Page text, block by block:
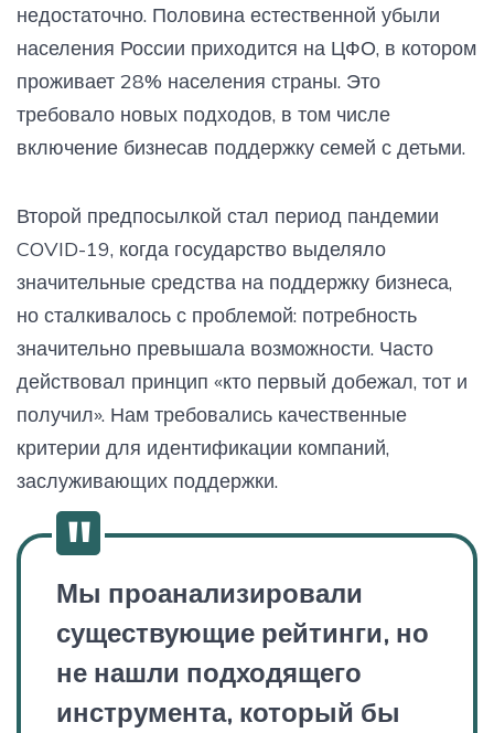
недостаточно. Половина естественной убыли
населения России приходится на ЦФО, в котором
проживает 28% населения страны. Это
требовало новых подходов, в том числе
включение бизнесав поддержку семей с детьми.
Второй предпосылкой стал период пандемии
COVID-19, когда государство выделяло
значительные средства на поддержку бизнеса,
но сталкивалось с проблемой: потребность
значительно превышала возможности. Часто
действовал принцип «кто первый добежал, тот и
получил». Нам требовались качественные
критерии для идентификации компаний,
заслуживающих поддержки.
Мы проанализировали
существующие рейтинги, но
не нашли подходящего
инструмента, который бы